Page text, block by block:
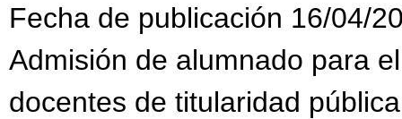
Fecha de publicación 16/04/
Admisión de alumnado para
docentes de titularidad